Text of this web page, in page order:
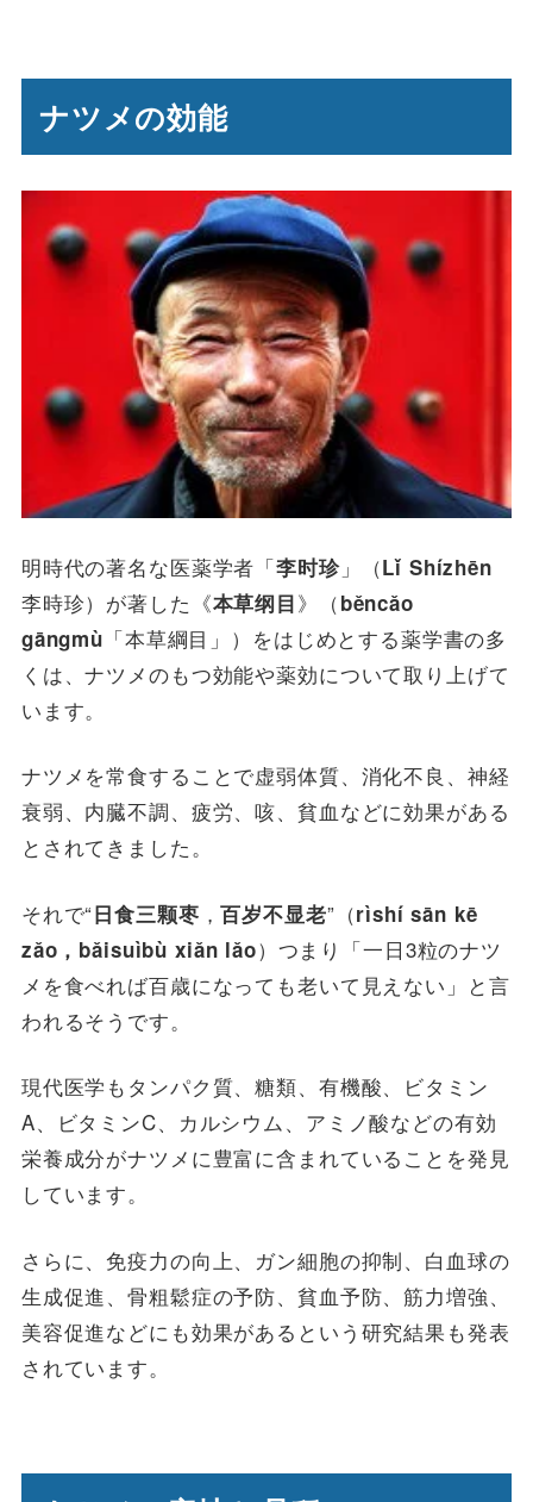
ナツメの効能
明時代の著名な医薬学者「李时珍」（Lǐ Shízhēn
李時珍）が著した《本草纲目》（běncǎo
gāngmù 「本草綱目」）をはじめとする薬学書の多
くは、ナツメのもつ効能や薬効について取り上げて
います。
ナツメを常食することで虚弱体質、消化不良、神経
衰弱、内臓不調、疲労、咳、貧血などに効果がある
とされてきました。
それで“日食三颗枣 ，百岁不显老”（rìshí sān kē
zǎo，bǎisuìbù xiǎn lǎo）つまり「一日3粒のナツ
メを食べれば百歳になっても老いて見えない」と言
われるそうです。
現代医学もタンパク質、糖類、有機酸、ビタミン
A、ビタミンC、カルシウム、アミノ酸などの有効
栄養成分がナツメに豊富に含まれていることを発見
しています。
さらに、免疫力の向上、ガン細胞の抑制、白血球の
生成促進、骨粗鬆症の予防、貧血予防、筋力増強、
美容促進などにも効果があるという研究結果も発表
されています。